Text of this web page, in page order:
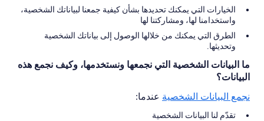
الخيارات التي يمكنك تحديدها بشأن كيفية جمعنا لبياناتك الشخصية،
واستخدامنا لها، ومشاركتنا لها
الطرق التي يمكنك من خلالها الوصول إلى بياناتك الشخصية
وتحديثها.
ما البيانات الشخصية التي نجمعها ونستخدمها، وكيف نجمع هذه
البيانات؟
نجمع البيانات الشخصية عندما:
تقدّم لنا البيانات الشخصية